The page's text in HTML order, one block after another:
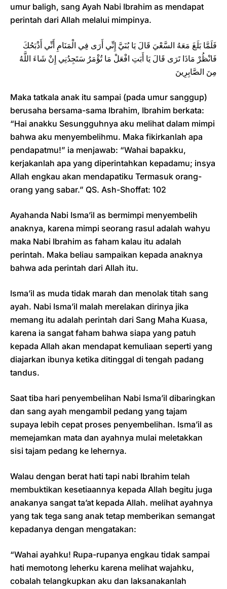
umur baligh, sang Ayah Nabi Ibrahim as mendapat
perintah dari Allah melalui mimpinya.
فَلَمَّا بَلَغَ مَعَهُ السَّعْيَ قَالَ يَا بُنَيَّ إِنِّي أَرَى فِي الْمَنَامِ أَنِّي أَذْبَحُكَ
فَانْظُرْ مَاذَا تَرَى قَالَ يَا أَبَتِ افْعَلْ مَا تُؤْمَرُ سَتَجِدُنِي إِنْ شَاءَ اللَّهُ
مِنَ الصَّابِرِينَ
Maka tatkala anak itu sampai (pada umur sanggup)
berusaha bersama-sama Ibrahim, Ibrahim berkata:
“Hai anakku Sesungguhnya aku melihat dalam mimpi
bahwa aku menyembelihmu. Maka fikirkanlah apa
pendapatmu!” ia menjawab: “Wahai bapakku,
kerjakanlah apa yang diperintahkan kepadamu; insya
Allah engkau akan mendapatiku Termasuk orang-
orang yang sabar.” QS. Ash-Shoffat: 102
Ayahanda Nabi Isma’il as bermimpi menyembelih
anaknya, karena mimpi seorang rasul adalah wahyu
maka Nabi Ibrahim as faham kalau itu adalah
perintah. Maka beliau sampaikan kepada anaknya
bahwa ada perintah dari Allah itu.
Isma’il as muda tidak marah dan menolak titah sang
ayah. Nabi Isma’il malah merelakan dirinya jika
memang itu adalah perintah dari Sang Maha Kuasa,
karena ia sangat faham bahwa siapa yang patuh
kepada Allah akan mendapat kemuliaan seperti yang
diajarkan ibunya ketika ditinggal di tengah padang
tandus.
Saat tiba hari penyembelihan Nabi Isma’il dibaringkan
dan sang ayah mengambil pedang yang tajam
supaya lebih cepat proses penyembelihan. Isma’il as
memejamkan mata dan ayahnya mulai meletakkan
sisi tajam pedang ke lehernya.
Walau dengan berat hati tapi nabi Ibrahim telah
membuktikan kesetiaannya kepada Allah begitu juga
anakanya sangat ta’at kepada Allah. melihat ayahnya
yang tak tega sang anak tetap memberikan semangat
kepadanya dengan mengatakan:
“Wahai ayahku! Rupa-rupanya engkau tidak sampai
hati memotong leherku karena melihat wajahku,
cobalah telangkupkan aku dan laksanakanlah